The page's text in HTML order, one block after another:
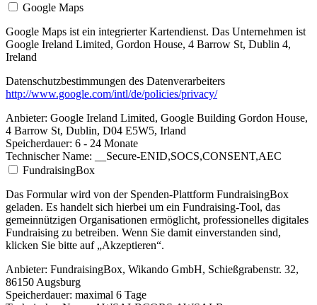
Google Maps
Google Maps ist ein integrierter Kartendienst. Das Unternehmen ist
Google Ireland Limited, Gordon House, 4 Barrow St, Dublin 4,
Ireland
Datenschutzbestimmungen des Datenverarbeiters
http://www.google.com/intl/de/policies/privacy/
Anbieter: Google Ireland Limited, Google Building Gordon House,
4 Barrow St, Dublin, D04 E5W5, Irland
Speicherdauer: 6 - 24 Monate
Technischer Name: __Secure-ENID,SOCS,CONSENT,AEC
FundraisingBox
Das Formular wird von der Spenden-Plattform FundraisingBox
geladen. Es handelt sich hierbei um ein Fundraising-Tool, das
gemeinnützigen Organisationen ermöglicht, professionelles digitales
Fundraising zu betreiben. Wenn Sie damit einverstanden sind,
klicken Sie bitte auf „Akzeptieren“.
Anbieter: FundraisingBox, Wikando GmbH, Schießgrabenstr. 32,
86150 Augsburg
Speicherdauer: maximal 6 Tage